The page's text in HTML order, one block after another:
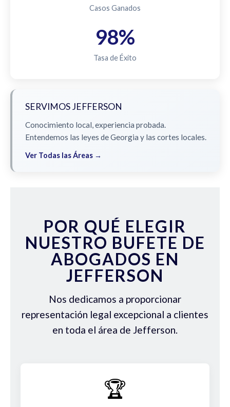
Casos Ganados
98%
Tasa de Éxito
SERVIMOS JEFFERSON
Conocimiento local, experiencia probada.
Entendemos las leyes de Georgia y las cortes locales.
Ver Todas las Áreas →
POR QUÉ ELEGIR
NUESTRO BUFETE DE
ABOGADOS EN
JEFFERSON
Nos dedicamos a proporcionar
representación legal excepcional a clientes
en toda el área de Jefferson.
🏆